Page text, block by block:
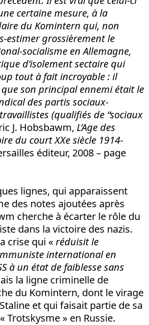
certaine mesure, à la
du Komintern qui, non
estimer grossièrement le
socialisme en Allemagne,
d’isolement sectaire qui
tout à fait incroyable : il
son principal ennemi était le
des partis sociaux-
(qualifiés de “sociaux
J. Hobsbawm, L’Age des
du court XXe siècle 1914-
éditeur, 2008 – page
lignes, qui apparaissent
des notes ajoutées après
cherche à écarter le rôle du
dans la victoire des nazis.
crise qui «réduisit le
international en
à un état de faiblesse sans
la ligne criminelle de
du Komintern, dont le virage
et qui faisait partie de sa
Trotskysme » en Russie.